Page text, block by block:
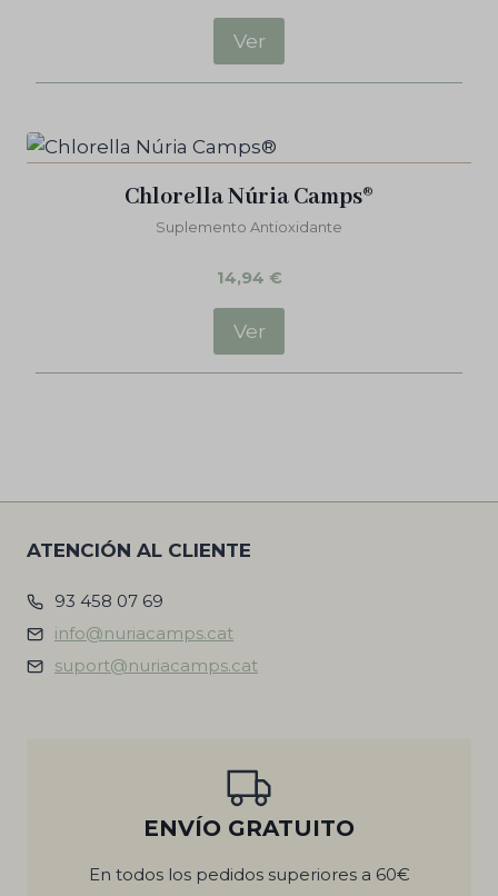
Ver
Chlorella Núria Camps®
Suplemento Antioxidante
14,94 €
Ver
ATENCIÓN AL CLIENTE
93 458 07 69
info@nuriacamps.cat
suport@nuriacamps.cat
ENVÍO GRATUITO
En todos los pedidos superiores a 60€